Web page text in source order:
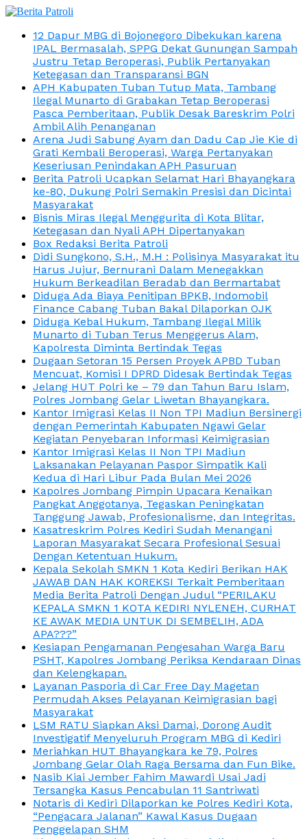
12 Dapur MBG di Bojonegoro Dibekukan karena
IPAL Bermasalah, SPPG Dekat Gunungan Sampah
Justru Tetap Beroperasi, Publik Pertanyakan
Ketegasan dan Transparansi BGN
APH Kabupaten Tuban Tutup Mata, Tambang
Ilegal Munarto di Grabakan Tetap Beroperasi
Pasca Pemberitaan, Publik Desak Bareskrim Polri
Ambil Alih Penanganan
Arena Judi Sabung Ayam dan Dadu Cap Jie Kie di
Grati Kembali Beroperasi, Warga Pertanyakan
Keseriusan Penindakan APH Pasuruan
Berita Patroli Ucapkan Selamat Hari Bhayangkara
ke-80, Dukung Polri Semakin Presisi dan Dicintai
Masyarakat
Bisnis Miras Ilegal Menggurita di Kota Blitar,
Ketegasan dan Nyali APH Dipertanyakan
Box Redaksi Berita Patroli
Didi Sungkono, S.H., M.H : Polisinya Masyarakat itu
Harus Jujur, Bernurani Dalam Menegakkan
Hukum Berkeadilan Beradab dan Bermartabat
Diduga Ada Biaya Penitipan BPKB, Indomobil
Finance Cabang Tuban Bakal Dilaporkan OJK
Diduga Kebal Hukum, Tambang Ilegal Milik
Munarto di Tuban Terus Menggerus Alam,
Kapolresta Diminta Bertindak Tegas
Dugaan Setoran 15 Persen Proyek APBD Tuban
Mencuat, Komisi I DPRD Didesak Bertindak Tegas
Jelang HUT Polri ke – 79 dan Tahun Baru Islam,
Polres Jombang Gelar Liwetan Bhayangkara.
Kantor Imigrasi Kelas II Non TPI Madiun Bersinergi
dengan Pemerintah Kabupaten Ngawi Gelar
Kegiatan Penyebaran Informasi Keimigrasian
Kantor Imigrasi Kelas II Non TPI Madiun
Laksanakan Pelayanan Paspor Simpatik Kali
Kedua di Hari Libur Pada Bulan Mei 2026
Kapolres Jombang Pimpin Upacara Kenaikan
Pangkat Anggotanya, Tegaskan Peningkatan
Tanggung Jawab, Profesionalisme, dan Integritas.
Kasatreskrim Polres Kediri Sudah Menangani
Laporan Masyarakat Secara Profesional Sesuai
Dengan Ketentuan Hukum.
Kepala Sekolah SMKN 1 Kota Kediri Berikan HAK
JAWAB DAN HAK KOREKSI Terkait Pemberitaan
Media Berita Patroli Dengan Judul “PERILAKU
KEPALA SMKN 1 KOTA KEDIRI NYLENEH, CURHAT
KE AWAK MEDIA UNTUK DI SEMBELIH, ADA
APA???”
Kesiapan Pengamanan Pengesahan Warga Baru
PSHT, Kapolres Jombang Periksa Kendaraan Dinas
dan Kelengkapan.
Layanan Pasporia di Car Free Day Magetan
Permudah Akses Pelayanan Keimigrasian bagi
Masyarakat
LSM RATU Siapkan Aksi Damai, Dorong Audit
Investigatif Menyeluruh Program MBG di Kediri
Meriahkan HUT Bhayangkara ke 79, Polres
Jombang Gelar Olah Raga Bersama dan Fun Bike.
Nasib Kiai Jember Fahim Mawardi Usai Jadi
Tersangka Kasus Pencabulan 11 Santriwati
Notaris di Kediri Dilaporkan ke Polres Kediri Kota,
“Pengacara Jalanan” Kawal Kasus Dugaan
Penggelapan SHM